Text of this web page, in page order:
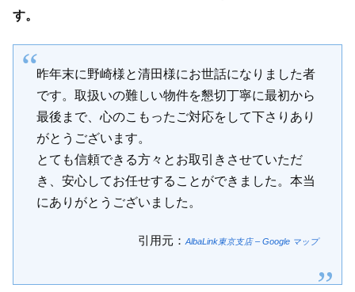
す。
昨年末に野崎様と清田様にお世話になりました者
です。取扱いの難しい物件を懇切丁寧に最初から
最後まで、心のこもったご対応をして下さりあり
がとうございます。
とても信頼できる方々とお取引きさせていただ
き、安心してお任せすることができました。本当
にありがとうございました。
引用元：AlbaLink東京支店 – Google マップ